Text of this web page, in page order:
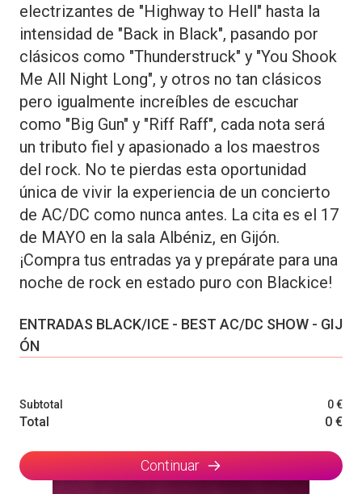
electrizantes de "Highway to Hell" hasta la
intensidad de "Back in Black", pasando por
clásicos como "Thunderstruck" y "You Shook
Me All Night Long", y otros no tan clásicos
pero igualmente increíbles de escuchar
como "Big Gun" y "Riff Raff", cada nota será
un tributo fiel y apasionado a los maestros
del rock. No te pierdas esta oportunidad
única de vivir la experiencia de un concierto
de AC/DC como nunca antes. La cita es el 17
de MAYO en la sala Albéniz, en Gijón.
¡Compra tus entradas ya y prepárate para una
noche de rock en estado puro con Blackice!
ENTRADAS BLACK/ICE - BEST AC/DC SHOW - GIJ
ÓN
Subtotal 0 €
Total 0 €
Continuar